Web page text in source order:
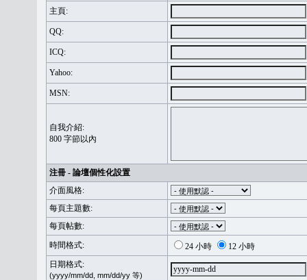
主頁:
QQ:
ICQ:
Yahoo:
MSN:
自我介紹:
800 字節以內
注冊 - 論壇個性化設置
介面風格:
每頁主題數:
每頁帖數:
時間格式:
24 小時
12 小時
日期格式:
(yyyy/mm/dd, mm/dd/yy 等)